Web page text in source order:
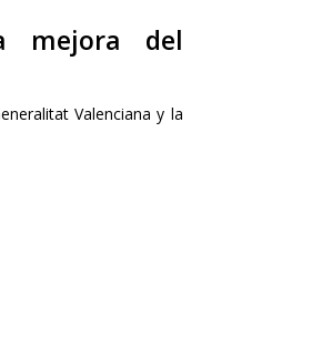
mejora del
Valenciana y la